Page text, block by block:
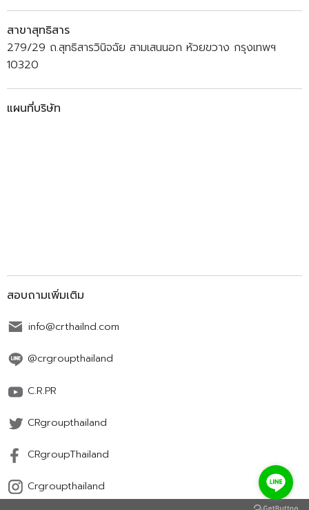
สาขาสุทธิสาร
279/29 ถ.สุทธิสารวินิจฉัย สามเสนนอก ห้วยขวาง กรุงเทพฯ
10320
แผนที่บริษัท
สอบถามเพิ่มเติม
info@crthailnd.com
@crgroupthailand
C.R.PR
CRgroupthailand
CRgroupThailand
Crgroupthailand